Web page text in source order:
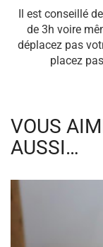
Il est conseillé
de 3h voire
déplacez pas
placez
VOUS
AUSSI…